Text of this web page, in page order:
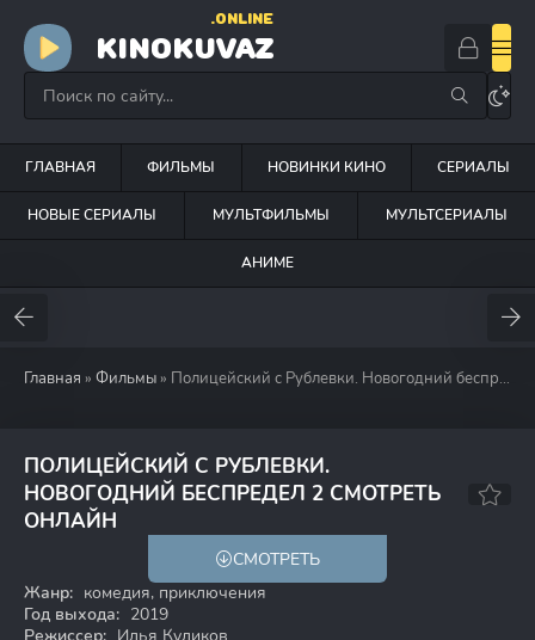
KINOKUVAZ
.ONLINE
ГЛАВНАЯ ФИЛЬМЫ НОВИНКИ КИНО СЕРИАЛЫ
НОВЫЕ СЕРИАЛЫ МУЛЬТФИЛЬМЫ МУЛЬТСЕРИАЛЫ
АНИМЕ
Главная » Фильмы » Полицейский с Рублевки. Новогодний беспредел 2 (2019)
ПОЛИЦЕЙСКИЙ С РУБЛЕВКИ.
НОВОГОДНИЙ БЕСПРЕДЕЛ 2 СМОТРЕТЬ
ОНЛАЙН
5.2
СМОТРЕТЬ
Жанр: комедия, приключения
Год выхода: 2019